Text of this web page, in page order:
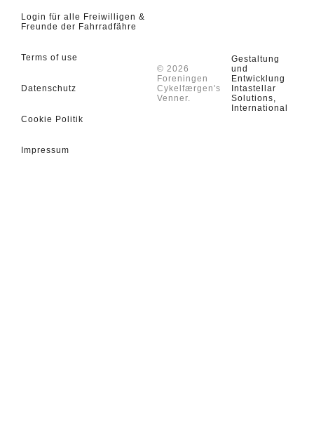
Login für alle Freiwilligen &
Freunde der Fahrradfähre
Terms of use
Datenschutz
Cookie Politik
Impressum
© 2026
Foreningen
Cykelfærgen's
Venner.
Gestaltung
und
Entwicklung
Intastellar
Solutions,
International